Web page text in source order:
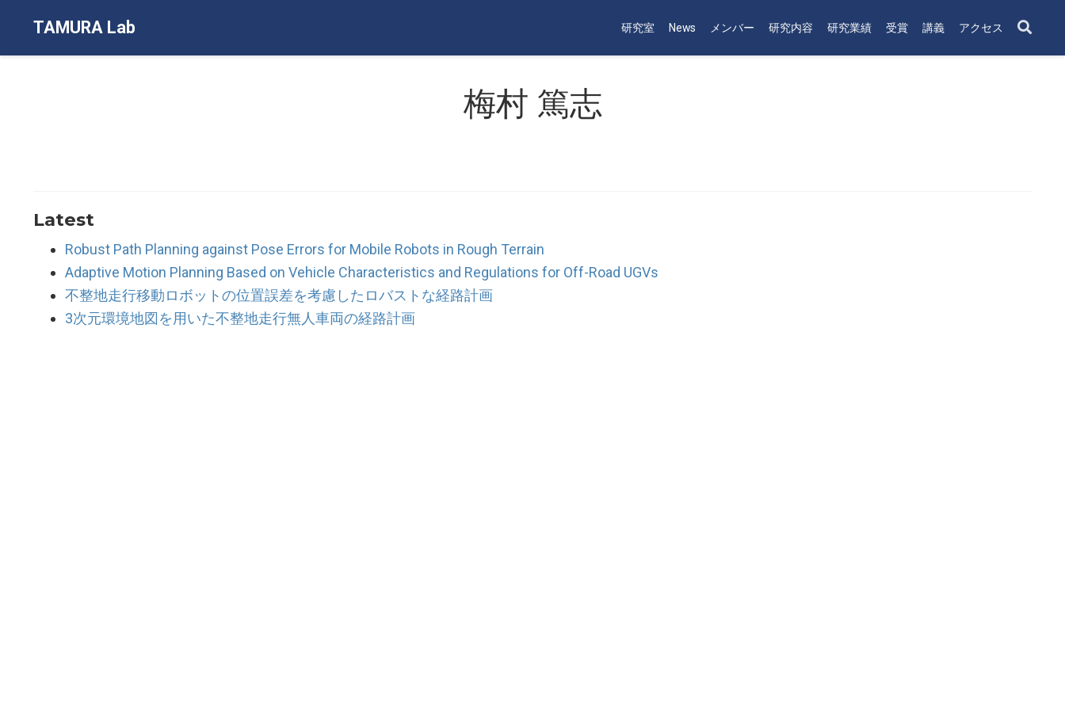
TAMURA Lab 研究室 News メンバー 研究内容 研究業績 受賞 講義 アクセス
梅村 篤志
Latest
Robust Path Planning against Pose Errors for Mobile Robots in Rough Terrain
Adaptive Motion Planning Based on Vehicle Characteristics and Regulations for Off-Road UGVs
不整地走行移動ロボットの位置誤差を考慮したロバストな経路計画
3次元環境地図を用いた不整地走行無人車両の経路計画